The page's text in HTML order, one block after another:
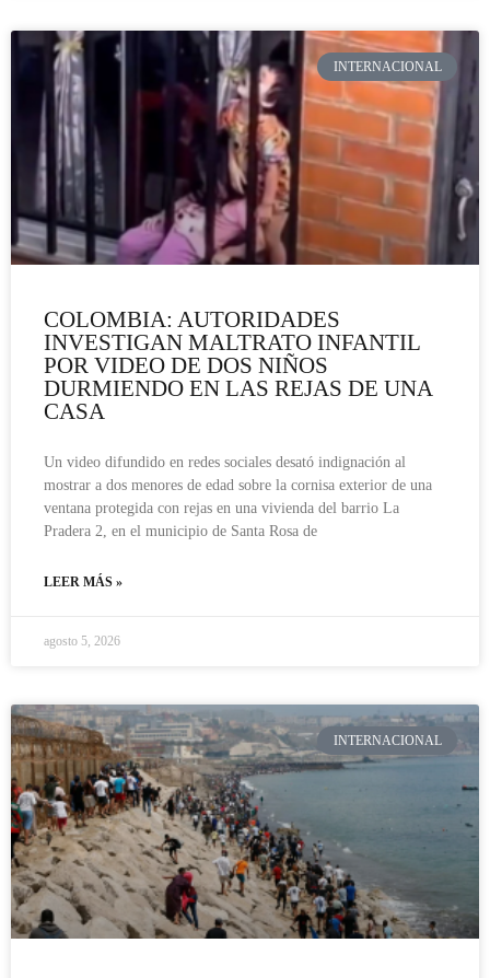
INTERNACIONAL
COLOMBIA: AUTORIDADES
INVESTIGAN MALTRATO INFANTIL
POR VIDEO DE DOS NIÑOS
DURMIENDO EN LAS REJAS DE UNA
CASA
Un video difundido en redes sociales desató indignación al
mostrar a dos menores de edad sobre la cornisa exterior de una
ventana protegida con rejas en una vivienda del barrio La
Pradera 2, en el municipio de Santa Rosa de
LEER MÁS »
agosto 5, 2026
INTERNACIONAL